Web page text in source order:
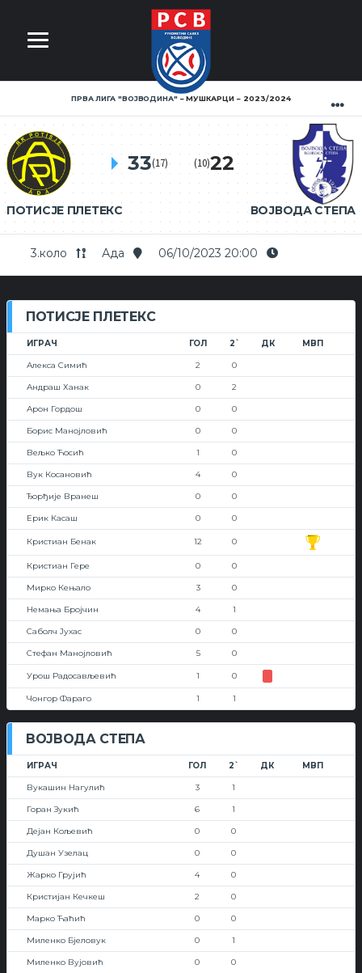
ПРВА ЛИГА ''ВОЈВОДИНА'' МУШКАРЦИ 2023/2024
ПОТИСЈЕ ПЛЕТЕКС
33(17)
ВОЈВОДА СТЕПА
(10)22
3.коло Ада 06/10/2023 20:00
ПОТИСЈЕ ПЛЕТЕКС
ИГРАЧ ГОЛ 2` ДК МВП
Алекса Симић 2 0
Андраш Ханак 0 2
Арон Гордош 0 0
Борис Манојловић 0 0
Вељко Ћосић 1 0
Вук Косановић 4 0
Ђорђије Вранеш 0 0
Ерик Касаш 0 0
Кристиан Бенак 12 0
Кристиан Гере 0 0
Мирко Кењало 3 0
Немања Бројчин 4 1
Саболч Јухас 0 0
Стефан Манојловић 5 0
Урош Радосављевић 1 0
Чонгор Фараго 1 1
ВОЈВОДА СТЕПА
ИГРАЧ ГОЛ 2` ДК МВП
Вукашин Нагулић 3 1
Горан Зукић 6 1
Дејан Кољевић 0 0
Душан Узелац 0 0
Жарко Грујић 4 0
Кристијан Кечкеш 2 0
Марко Ћаћић 0 0
Миленко Бјеловук 0 1
Миленко Вујовић 0 0